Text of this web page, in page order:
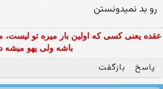
رو بد نمیدونستن
عقده یعنی کسی که اولین بار میره تو لیست،
باشه ولی یهو میشه
پاسخ بازگفت